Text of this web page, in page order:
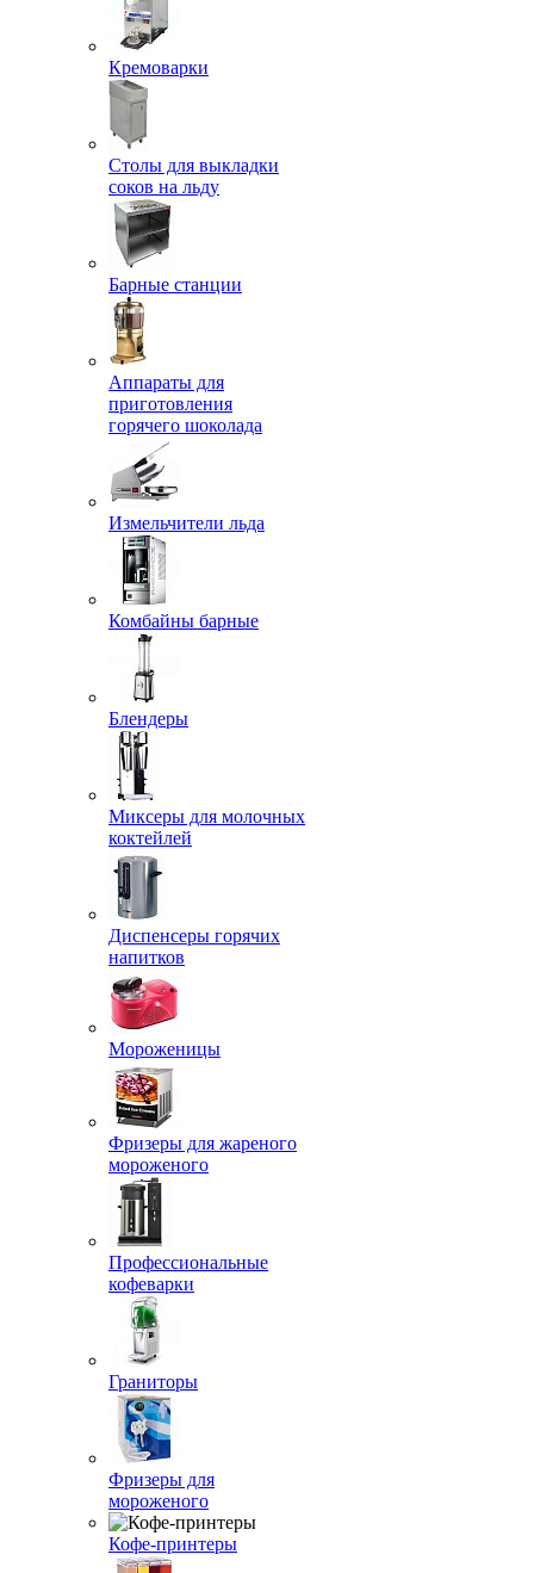
Кремоварки
Столы для выкладки
соков на льду
Барные станции
Аппараты для
приготовления
горячего шоколада
Измельчители льда
Комбайны барные
Блендеры
Миксеры для молочных
коктейлей
Диспенсеры горячих
напитков
Мороженицы
Фризеры для жареного
мороженого
Профессиональные
кофеварки
Граниторы
Фризеры для
мороженого
Кофе-принтеры